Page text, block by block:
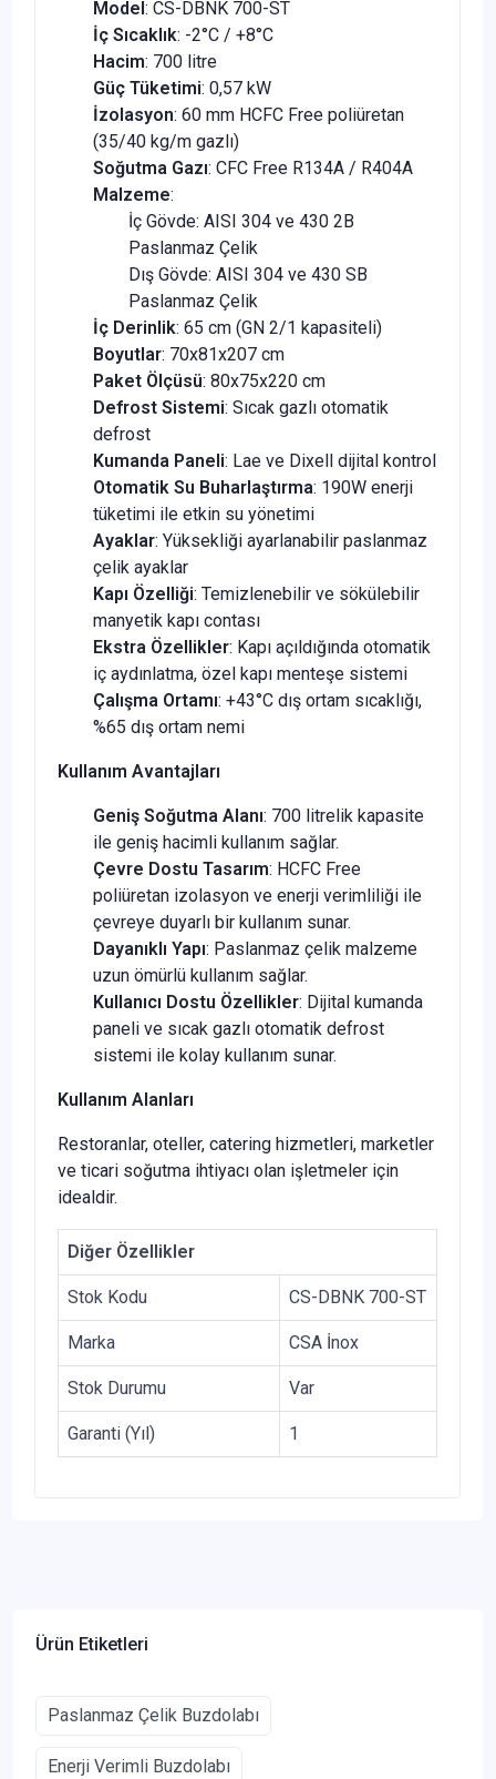
Model : CS-DBNK 700-ST
İç Sıcaklık: -2°C / +8°C
Hacim: 700 litre
Güç Tüketimi: 0,57 kW
İzolasyon: 60 mm HCFC Free poliüretan
(35/40 kg/m gazlı)
Soğutma Gazı: CFC Free R134A / R404A
Malzeme:
İç Gövde: AISI 304 ve 430 2B
Paslanmaz Çelik
Dış Gövde: AISI 304 ve 430 SB
Paslanmaz Çelik
İç Derinlik: 65 cm (GN 2/1 kapasiteli)
Boyutlar: 70x81x207 cm
Paket Ölçüsü: 80x75x220 cm
Defrost Sistemi: Sıcak gazlı otomatik
defrost
Kumanda Paneli: Lae ve Dixell dijital kontrol
Otomatik Su Buharlaştırma: 190W enerji
tüketimi ile etkin su yönetimi
Ayaklar: Yüksekliği ayarlanabilir paslanmaz
çelik ayaklar
Kapı Özelliği: Temizlenebilir ve sökülebilir
manyetik kapı contası
Ekstra Özellikler: Kapı açıldığında otomatik
iç aydınlatma, özel kapı menteşe sistemi
Çalışma Ortamı: +43°C dış ortam sıcaklığı,
%65 dış ortam nemi
Kullanım Avantajları
Geniş Soğutma Alanı: 700 litrelik kapasite
ile geniş hacimli kullanım sağlar.
Çevre Dostu Tasarım: HCFC Free
poliüretan izolasyon ve enerji verimliliği ile
çevreye duyarlı bir kullanım sunar.
Dayanıklı Yapı: Paslanmaz çelik malzeme
uzun ömürlü kullanım sağlar.
Kullanıcı Dostu Özellikler: Dijital kumanda
paneli ve sıcak gazlı otomatik defrost
sistemi ile kolay kullanım sunar.
Kullanım Alanları
Restoranlar, oteller, catering hizmetleri, marketler
ve ticari soğutma ihtiyacı olan işletmeler için
idealdir.
Diğer Özellikler
Stok Kodu CS-DBNK 700-ST
Marka CSA İnox
Stok Durumu Var
Garanti (Yıl) 1
Ürün Etiketleri
Paslanmaz Çelik Buzdolabı
Enerji Verimli Buzdolabı